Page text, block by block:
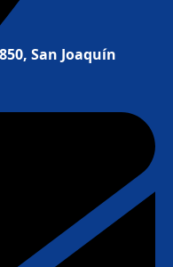
San Joaquín